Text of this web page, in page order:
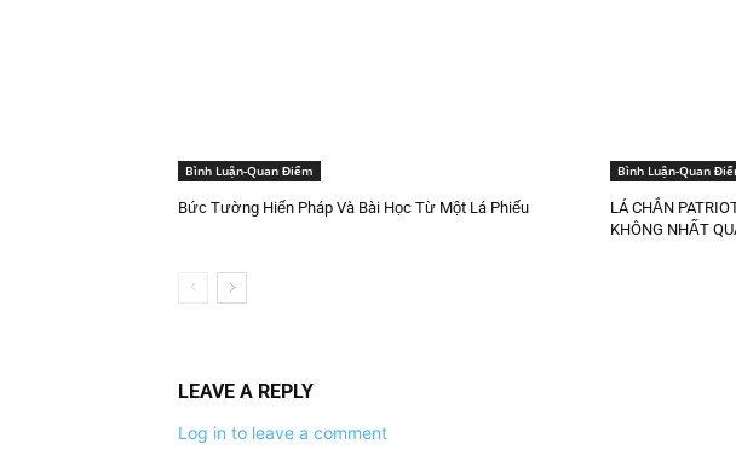
Bình Luận-Quan Điểm
Bức Tường Hiến Pháp Và Bài Học Từ Một Lá Phiếu
Bình Luận-Quan
LÁ CHẮN
KHÔNG NHẤT
LEAVE A REPLY
Log in to leave a comment